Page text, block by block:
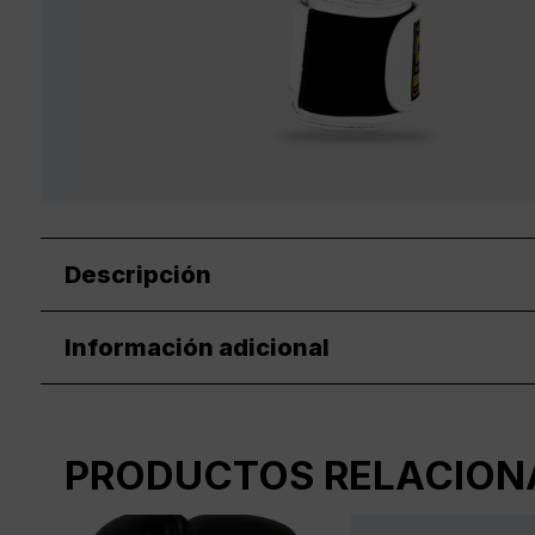
Descripción
Información adicional
PRODUCTOS